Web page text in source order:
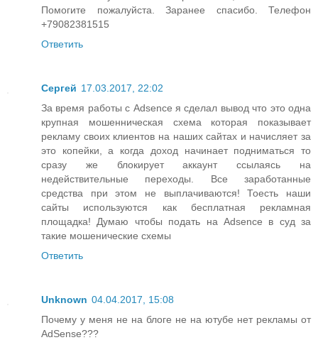
Помогите пожалуйста. Заранее спасибо. Телефон
+79082381515
Ответить
Сергей 17.03.2017, 22:02
За время работы с Adsence я сделал вывод что это одна
крупная мошенническая схема которая показывает
рекламу своих клиентов на наших сайтах и начисляет за
это копейки, а когда доход начинает подниматься то
сразу же блокирует аккаунт ссылаясь на
недействительные переходы. Все заработанные
средства при этом не выплачиваются! Тоесть наши
сайты используются как бесплатная рекламная
площадка! Думаю чтобы подать на Adsence в суд за
такие мошенические схемы
Ответить
Unknown 04.04.2017, 15:08
Почему у меня не на блоге не на ютубе нет рекламы от
AdSense???